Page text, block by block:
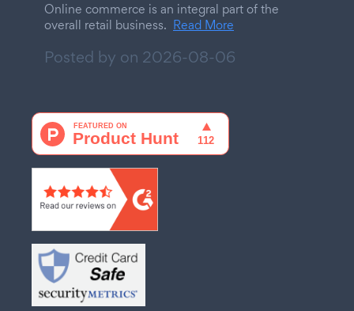
Online commerce is an integral part of the
overall retail business. Read More
Posted by on 2026-08-06